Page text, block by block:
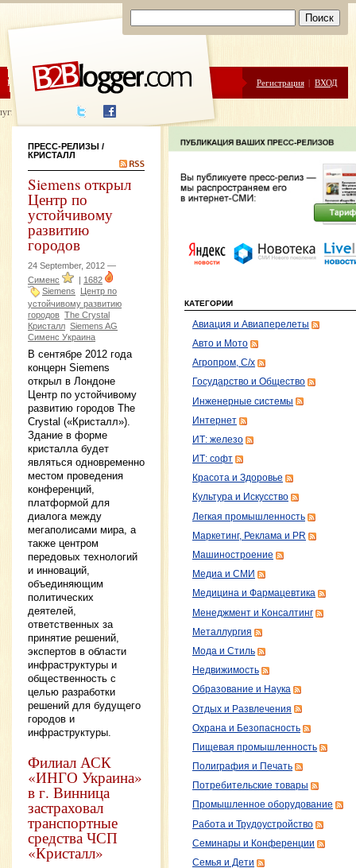
ЦЕНЫ ПОМОЩЬ Регистрация | ВХОД
написания
ПРЕСС-РЕЛИЗЫ /
КРИСТАЛЛ
Siemens открыл
Центр по
устойчивому
развитию
городов
24 September, 2012 —
Сименс
| 1682
Siemens
Центр по
устойчивому развитию
городов The Crystal
Кристалл Siemens AG
Сименс Украина
В сентябре 2012 года
концерн Siemens
открыл в Лондоне
Центр по устойчивому
развитию городов The
Crystal («Кристалл»).
Здание в форме
кристалла будет
являться одновременно
местом проведения
конференций,
платформой для
диалога между
мегаполисами мира, а
также центром
передовых технологий
и инноваций,
объединяющим
политических
деятелей,
ответственных за
принятие решений,
экспертов в области
инфраструктуры и
общественность с
целью разработки
решений для будущего
городов и
инфраструктуры.
Филиал АСК
«ИНГО Украина»
в г. Винница
застраховал
транспортные
средства ЧСП
«Кристалл»
КАТЕГОРИИ
Авиация и Авиаперелеты
Авто и Мото
Агропром, С/х
Государство и Общество
Инженерные системы
Интернет
ИТ: железо
ИТ: софт
Красота и Здоровье
Культура и Искусство
Легкая промышленность
Маркетинг, Реклама и PR
Машиностроение
Медиа и СМИ
Медицина и Фармацевтика
Менеджмент и Консалтинг
Металлургия
Мода и Стиль
Недвижимость
Образование и Наука
Отдых и Развлечения
Охрана и Безопасность
Пищевая промышленность
Полиграфия и Печать
Потребительские товары
Промышленное оборудование
Работа и Трудоустройство
Семинары и Конференции
Семья и Дети